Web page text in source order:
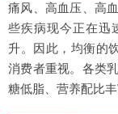
痛风、高血压、高
些疾病现今正在迅
升。因此，均衡的
消费者重视。各类
糖低脂、营养配比